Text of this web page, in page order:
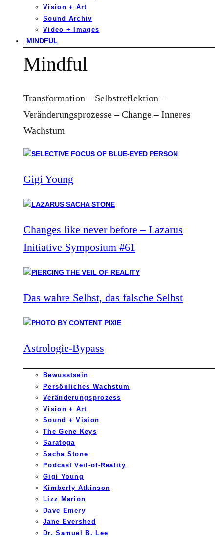
Vision + Art
Sound Archiv
Video + Images
MINDFUL
Mindful
Transformation – Selbstreflektion –
Veränderungsprozesse – Change – Inneres
Wachstum
Gigi Young
Changes like never before – Lazarus
Initiative Symposium #61
Das wahre Selbst, das falsche Selbst
Astrologie-Bypass
Bewusstsein
Persönliches Wachstum
Veränderungsprozess
Vision + Art
Sound + Vision
The Gene Keys
Saratoga
Sacha Stone
Podcast Veil-of-Reality
Gigi Young
Kimberly Atkinson
Lizz Marion
Dave Emery
Jane Evershed
Dr. Samuel B. Lee